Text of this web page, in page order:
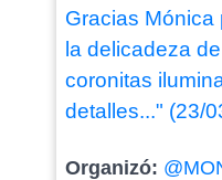
Gracias Mónica
la delicadeza
coronitas
detalles..." (23/
Organizó: